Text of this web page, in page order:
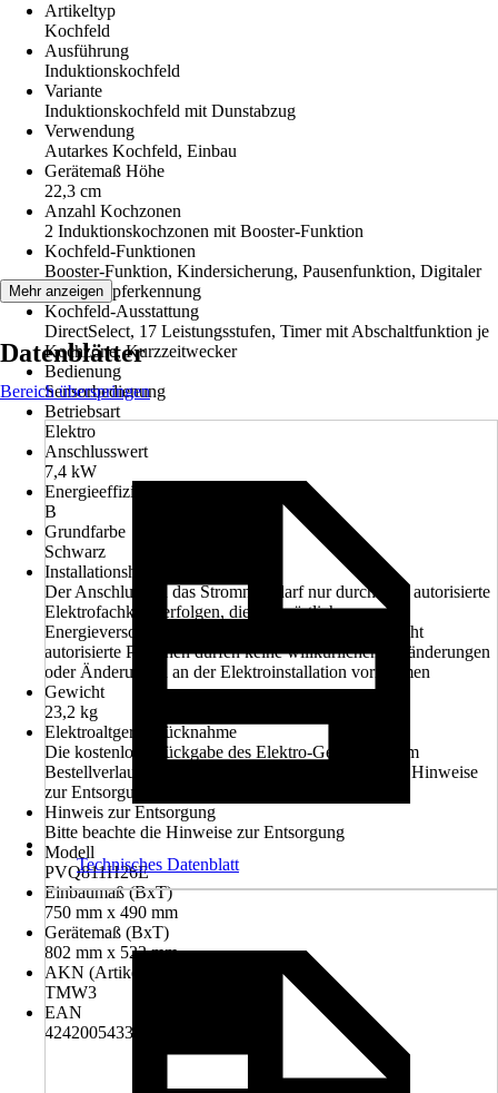
Artikeltyp
Kochfeld
Ausführung
Induktionskochfeld
Variante
Induktionskochfeld mit Dunstabzug
Verwendung
Autarkes Kochfeld, Einbau
Gerätemaß Höhe
22,3 cm
Anzahl Kochzonen
2 Induktionskochzonen mit Booster-Funktion
Kochfeld-Funktionen
Booster-Funktion, Kindersicherung, Pausenfunktion, Digitaler
Timer, Topferkennung
Kochfeld-Ausstattung
DirectSelect, 17 Leistungsstufen, Timer mit Abschaltfunktion je
Kochzone, Kurzzeitwecker
Bedienung
Sensorbedienung
Betriebsart
Elektro
Anschlusswert
7,4 kW
Energieeffizienzklasse
B
Grundfarbe
Schwarz
Installationshinweis
Der Anschluss an das Stromnetz darf nur durch eine autorisierte
Elektrofachkraft erfolgen, die beim örtlichen
Energieversorgungsunternehmen zugelassen ist. Nicht
autorisierte Personen dürfen keine willkürlichen Veränderungen
oder Änderungen an der Elektroinstallation vornehmen
Gewicht
23,2 kg
Elektroaltgerät-Rücknahme
Die kostenlose Rückgabe des Elektro-Geräts kann im
Bestellverlauf ausgewählt werden. Bitte beachte die Hinweise
zur Entsorgung.
Hinweis zur Entsorgung
Bitte beachte die Hinweise zur Entsorgung
Modell
PVQ811H26E
Einbaumaß (BxT)
750 mm x 490 mm
Gerätemaß (BxT)
802 mm x 522 mm
AKN (Artikelkurznummer)
TMW3
EAN
4242005433612
Mehr anzeigen
Datenblätter
Bereich überspringen
Technisches Datenblatt